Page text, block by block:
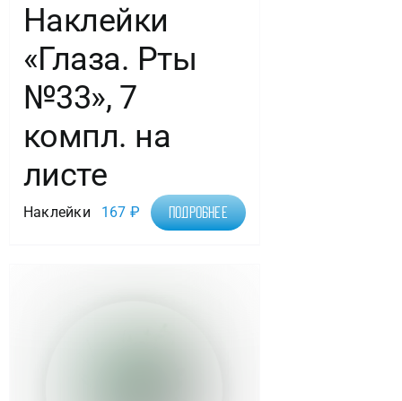
Наклейки
«Глаза. Рты
№33», 7
компл. на
листе
Наклейки 167 ₽ Подробнее